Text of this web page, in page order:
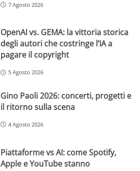
7 Agosto 2026
OpenAI vs. GEMA: la vittoria storica
degli autori che costringe l’IA a
pagare il copyright
5 Agosto 2026
Gino Paoli 2026: concerti, progetti e
il ritorno sulla scena
4 Agosto 2026
Piattaforme vs AI: come Spotify,
Apple e YouTube stanno